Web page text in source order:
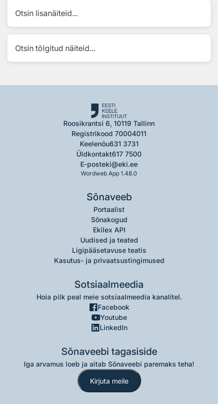
Otsin lisanäiteid...
Otsin tõlgitud näiteid...
Roosikrantsi 6, 10119 Tallinn
Registrikood 70004011
Keelenõu631 3731
Üldkontakt617 7500
E-posteki@eki.ee
Wordweb App 1.48.0
Sõnaveeb
Portaalist
Sõnakogud
Ekilex API
Uudised ja teated
Ligipääsetavuse teatis
Kasutus- ja privaatsustingimused
Sotsiaalmeedia
Hoia pilk peal meie sotsiaalmeedia kanalitel.
Facebook
Youtube
LinkedIn
Sõnaveebi tagasiside
Iga arvamus loeb ja aitab Sõnaveebi paremaks teha!
Kirjuta meile